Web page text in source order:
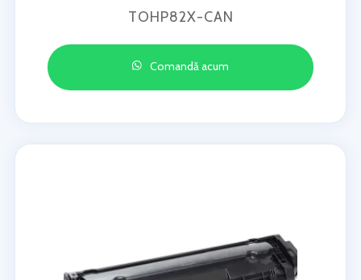
TOHP82X-CAN
Comandă acum